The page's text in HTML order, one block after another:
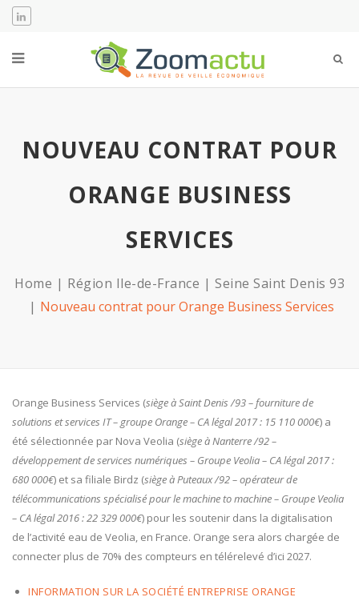
NOUVEAU CONTRAT POUR
ORANGE BUSINESS
SERVICES
Home Région Ile-de-France
Seine Saint Denis 93
Nouveau contrat pour Orange Business Services
Orange Business Services (siège à Saint Denis /93 – fourniture de
solutions et services IT – groupe Orange – CA légal 2017 : 15 110 000€) a
été sélectionnée par Nova Veolia (siège à Nanterre /92 –
développement de services numériques – Groupe Veolia – CA légal 2017 :
680 000€) et sa filiale Birdz (siège à Puteaux /92 – opérateur de
télécommunications spécialisé pour le machine to machine – Groupe Veolia
– CA légal 2016 : 22 329 000€) pour les soutenir dans la digitalisation
de l’activité eau de Veolia, en France. Orange sera alors chargée de
connecter plus de 70% des compteurs en télérelevé d’ici 2027.
INFORMATION SUR LA SOCIÉTÉ ENTREPRISE ORANGE